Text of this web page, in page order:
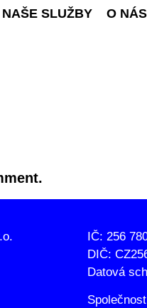
NAŠE SLUŽBY O NÁS
IČ: 256
DIČ:
Datová